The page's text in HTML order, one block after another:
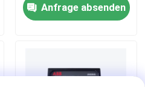
Anfrage absenden